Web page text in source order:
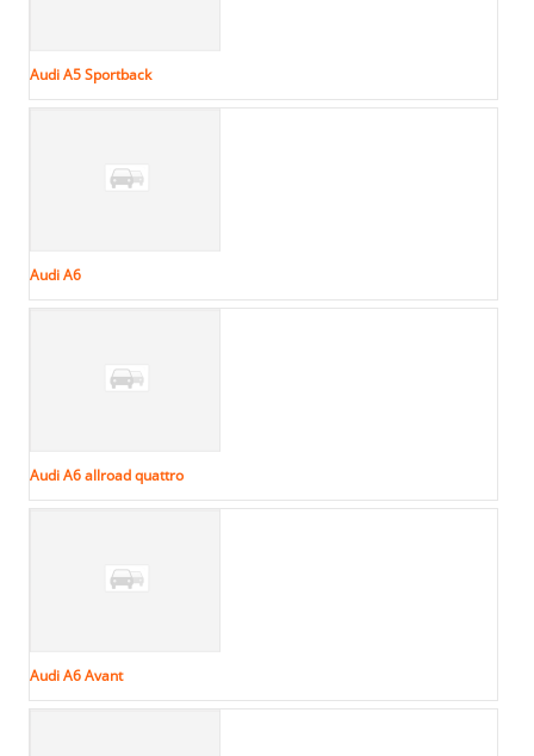
Audi A5 Sportback
Audi A6
Audi A6 allroad quattro
Audi A6 Avant